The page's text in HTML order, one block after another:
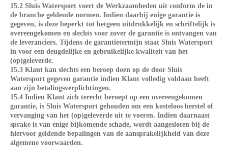
15.2 Sluis Watersport voert de Werkzaamheden uit conform de in
de branche geldende normen. Indien daarbij enige garantie is
gegeven, is deze beperkt tot hetgeen uitdrukkelijk en schriftelijk is
overeengekomen en slechts voor zover de garantie is ontvangen van
de leveranciers. Tijdens de garantietermijn staat Sluis Watersport
in voor een deugdelijke en gebruikelijke kwaliteit van het
(op)geleverde.
15.3 Klant kan slechts een beroep doen op de door Sluis
Watersport gegeven garantie indien Klant volledig voldaan heeft
aan zijn betalingsverplichtingen.
15.4 Indien Klant zich terecht beroept op een overeengekomen
garantie, is Sluis Watersport gehouden om een kosteloos herstel of
vervanging van het (op)geleverde uit te voeren. Indien daarnaast
sprake is van enige bijkomende schade, wordt aangesloten bij de
hiervoor geldende bepalingen van de aansprakelijkheid van deze
algemene voorwaarden.